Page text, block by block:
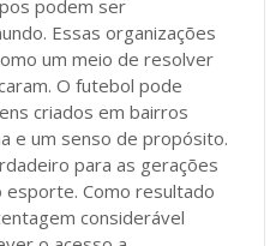
podem ser
Essas organizações
um meio de resolver
O futebol pode
criados em bairros
e um senso de propósito.
para as gerações
esporte. Como resultado
considerável